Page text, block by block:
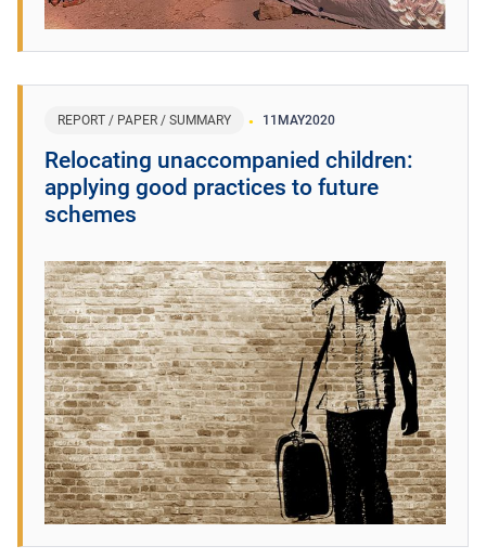
REPORT / PAPER / SUMMARY 11 MAY2020
Relocating unaccompanied children:
applying good practices to future
schemes